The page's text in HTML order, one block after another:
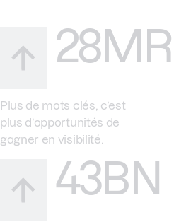
Plus de mots clés, c’est
plus d’opportunités de
gagner en visibilité.
43BN